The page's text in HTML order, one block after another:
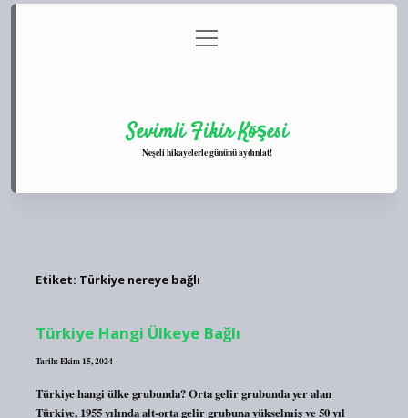
Gizlilik Politikası
menüyü
aç
Sevimli Fikir Köşesi
Neşeli hikayelerle gününü aydınlat!
Etiket: Türkiye nereye bağlı
Türkiye Hangi Ülkeye Bağlı
Tarih: Ekim 15, 2024
Türkiye hangi ülke grubunda? Orta gelir grubunda yer alan
Türkiye, 1955 yılında alt-orta gelir grubuna yükselmiş ve 50 yıl